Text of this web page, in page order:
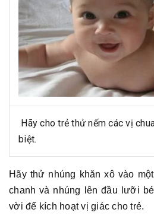
Hãy cho trẻ thử nếm các vị
biệt.
Hãy thử nhúng khăn xô vào
chanh và nhúng lên đầu lưỡi
vời để kích hoạt vị giác cho trẻ.